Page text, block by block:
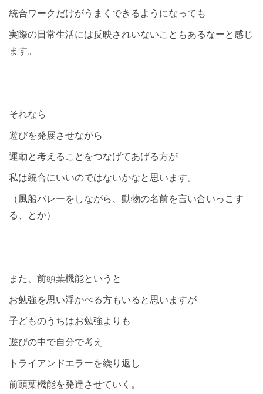
統合ワークだけがうまくできるようになっても
実際の日常生活には反映されいないこともあるなーと感じ
ます。
それなら
遊びを発展させながら
運動と考えることをつなげてあげる方が
私は統合にいいのではないかなと思います。
（風船バレーをしながら、動物の名前を言い合いっこす
る、とか）
また、前頭葉機能というと
お勉強を思い浮かべる方もいると思いますが
子どものうちはお勉強よりも
遊びの中で自分で考え
トライアンドエラーを繰り返し
前頭葉機能を発達させていく。